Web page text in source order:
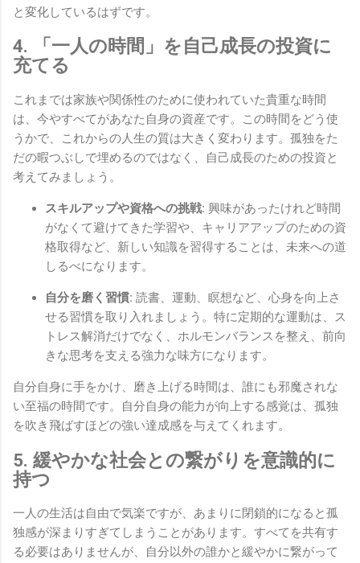
と変化しているはずです。
4. 「一人の時間」を自己成長の投資に
充てる
これまでは家族や関係性のために使われていた貴重な時間
は、今やすべてがあなた自身の資産です。この時間をどう使
うかで、これからの人生の質は大きく変わります。孤独をた
だの暇つぶしで埋めるのではなく、自己成長のための投資と
考えてみましょう。
スキルアップや資格への挑戦: 興味があったけれど時間
がなくて避けてきた学習や、キャリアアップのための資
格取得など、新しい知識を習得することは、未来への道
しるべになります。
自分を磨く習慣: 読書、運動、瞑想など、心身を向上さ
せる習慣を取り入れましょう。特に定期的な運動は、ス
トレス解消だけでなく、ホルモンバランスを整え、前向
きな思考を支える強力な味方になります。
自分自身に手をかけ、磨き上げる時間は、誰にも邪魔されな
い至福の時間です。自分自身の能力が向上する感覚は、孤独
を吹き飛ばすほどの強い達成感を与えてくれます。
5. 緩やかな社会との繋がりを意識的に
持つ
一人の生活は自由で気楽ですが、あまりに閉鎖的になると孤
独感が深まりすぎてしまうことがあります。すべてを共有す
る必要はありませんが、自分以外の誰かと緩やかに繋がって